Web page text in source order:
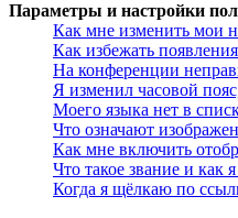
Параметры и настройки
Как мне изменить мои
Как избежать
На конференции
Я изменил часовой
Моего языка нет в
Что означают
Как мне включить
Что такое звание и как
Когда я щёлкаю по